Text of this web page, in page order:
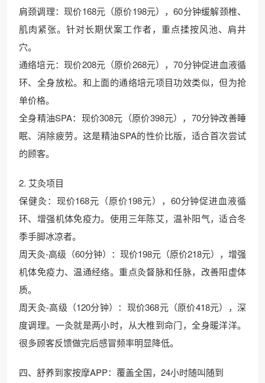
肩颈调理：现价168元（原价198元），60分钟缓解颈椎、
肌肉紧张。针对长期伏案工作者，重点揉按风池、肩井
穴。
通络培元：现价208元（原价268元），70分钟促进血液循
环、全身放松。和上面的通络培元项目功效类似，但为抢
单价格。
全身精油SPA：现价308元（原价398元），70分钟改善睡
眠、消除疲劳。这是精油SPA的性价比版，适合首次尝试
的顾客。
2. 艾灸项目
保健灸：现价168元（原价198元），60分钟促进血液循
环、增强机体免疫力。使用三年陈艾，温补阳气，适合冬
季手脚冰凉者。
周天灸-高级（60分钟）：现价198元（原价218元），增强
机体免疫力、温通经络。重点灸督脉和任脉，改善阳虚体
质。
周天灸-高级（120分钟）：现价368元（原价418元），深
度调理。一灸就是两小时，从大椎到命门，全身暖洋洋。
很多顾客反馈做完后感冒频率明显降低。
四、舒养到家按摩APP：覆盖全国，24小时随叫随到